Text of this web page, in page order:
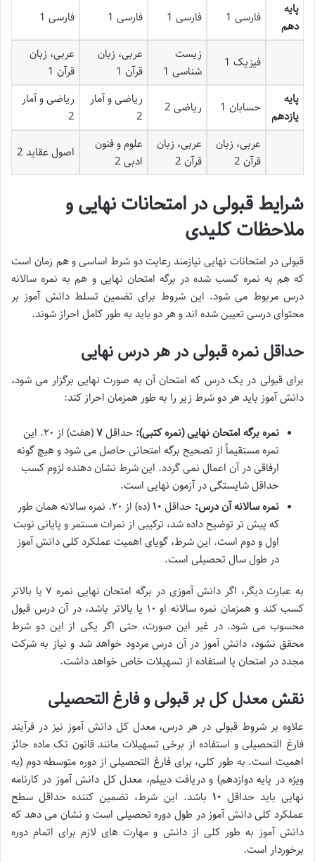
پایه
دهم
فارسی 1 فارسی 1 فارسی 1 فارسی 1
فیزیک 1
زیست
شناسی 1
عربی، زبان
قرآن 1
عربی، زبان
قرآن 1
پایه
یازدهم
حسابان 1 ریاضی 2
ریاضی و آمار
2
ریاضی و آمار
2
عربی، زبان
قرآن 2
عربی، زبان
قرآن 2
علوم و فنون
ادبی 2
اصول عقاید 2
شرایط قبولی در امتحانات نهایی و
ملاحظات کلیدی
قبولی در امتحانات نهایی نیازمند رعایت دو شرط اساسی و هم زمان است
که هم به نمره کسب شده در برگه امتحان نهایی و هم به نمره سالانه
درس مربوط می شود. این شروط برای تضمین تسلط دانش آموز بر
محتوای درسی تعیین شده اند و هر دو باید به طور کامل احراز شوند.
حداقل نمره قبولی در هر درس نهایی
برای قبولی در یک درس که امتحان آن به صورت نهایی برگزار می شود،
دانش آموز باید هر دو شرط زیر را به طور همزمان احراز کند:
نمره برگه امتحان نهایی (نمره کتبی): حداقل۷
(هفت) از ۲۰. این
نمره مستقیماً از تصحیح برگه امتحانی حاصل می شود و هیچ گونه
ارفاقی در آن اعمال نمی گردد. این شرط نشان دهنده لزوم کسب
حداقل شایستگی در آزمون نهایی است.
نمره سالانه آن درس: حداقل ۱۰
(ده) از ۲۰. نمره سالانه همان طور
که پیش تر توضیح داده شد، ترکیبی از نمرات مستمر و پایانی نوبت
اول و دوم است. این شرط، گویای اهمیت عملکرد کلی دانش آموز
در طول سال تحصیلی است.
به عبارت دیگر، اگر دانش آموزی در برگه امتحان نهایی نمره ۷ یا بالاتر
کسب کند و همزمان نمره سالانه او ۱۰ یا بالاتر باشد، در آن درس قبول
محسوب می شود. در غیر این صورت، حتی اگر یکی از این دو شرط
محقق نشود، دانش آموز در آن درس مردود خواهد شد و نیاز به شرکت
مجدد در امتحان یا استفاده از تسهیلات خاص خواهد داشت.
نقش معدل کل بر قبولی و فارغ التحصیلی
علاوه بر شروط قبولی در هر درس، معدل کل دانش آموز نیز در فرآیند
فارغ التحصیلی و استفاده از برخی تسهیلات مانند قانون تک ماده حائز
اهمیت است. به طور کلی، برای فارغ التحصیلی از دوره متوسطه دوم (به
ویژه در پایه دوازدهم) و دریافت دیپلم، معدل کل دانش آموز در کارنامه
نهایی باید حداقل ۱۰ باشد. این شرط، تضمین کننده حداقل سطح
عملکرد کلی دانش آموز در طول دوره تحصیلی است و نشان می دهد که
دانش آموز به طور کلی از دانش و مهارت های لازم برای اتمام دوره
برخوردار است.